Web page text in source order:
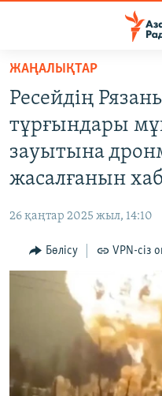
Skip
main
content
Skip
to
main
Skip
Search
AZATTYQTV
ӘЛЕУМЕТ
ӘЛЕМ
АРНАЙЫ ЖОБАЛАР
ЖАҢАЛЫҚТАР
Ресейдің
тұрғындары
зауытына
жасалғанын
26 қаңтар 2025 жыл, 14:10
Бөлісу VPN-сіз